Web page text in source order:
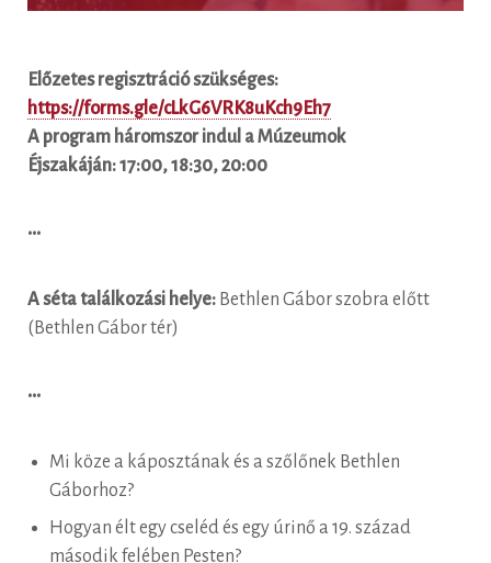
Előzetes regisztráció szükséges:
https://forms.gle/cLkG6VRK8uKch9Eh7
A program háromszor indul a Múzeumok
Éjszakáján: 17:00, 18:30, 20:00
•••
A séta találkozási helye: Bethlen Gábor szobra előtt
(Bethlen Gábor tér)
•••
Mi köze a káposztának és a szőlőnek Bethlen
Gáborhoz?
Hogyan élt egy cseléd és egy úrinő a 19. század
második felében Pesten?